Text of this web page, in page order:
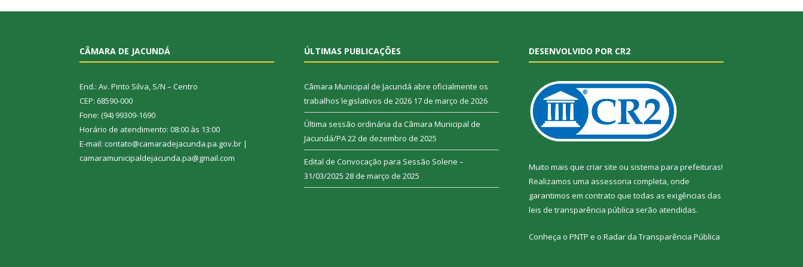
CÂMARA DE JACUNDÁ
End.: Av. Pinto Silva, S/N – Centro
CEP: 68590-000
Fone: (94) 99309-1690
Horário de atendimento: 08:00 às 13:00
E-mail: contato@camaradejacunda.pa.gov.br |
camaramunicipaldejacunda.pa@gmail.com
ÚLTIMAS PUBLICAÇÕES
Câmara Municipal de Jacundá abre oficialmente os
trabalhos legislativos de 2026 17 de março de 2026
Última sessão ordinária da Câmara Municipal de
Jacundá/PA22 de dezembro de 2025
Edital de Convocação para Sessão Solene –
31/03/2025 28 de março de 2025
DESENVOLVIDO POR CR2
Muito mais que criar site ou sistema para prefeituras!
Realizamos uma assessoria completa, onde
garantimos em contrato que todas as exigências das
leis de transparência pública serão atendidas.
Conheça o PNTP e o Radar da Transparência Pública